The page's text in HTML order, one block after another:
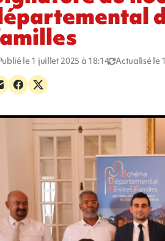
le 1 juillet 2025 à 18:14 Actualisé le